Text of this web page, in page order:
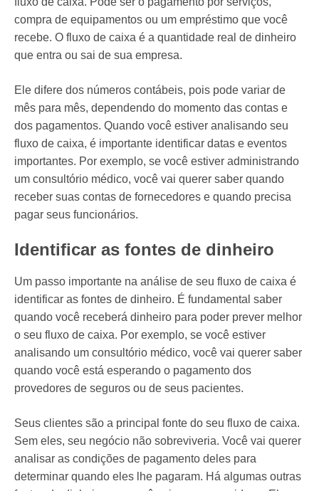
compra de equipamentos ou um empréstimo que você
recebe. O fluxo de caixa é a quantidade real de dinheiro
que entra ou sai de sua empresa.
Ele difere dos números contábeis, pois pode variar de
mês para mês, dependendo do momento das contas e
dos pagamentos. Quando você estiver analisando seu
fluxo de caixa, é importante identificar datas e eventos
importantes. Por exemplo, se você estiver administrando
um consultório médico, você vai querer saber quando
receber suas contas de fornecedores e quando precisa
pagar seus funcionários.
Identificar as fontes de dinheiro
Um passo importante na análise de seu fluxo de caixa é
identificar as fontes de dinheiro. É fundamental saber
quando você receberá dinheiro para poder prever melhor
o seu fluxo de caixa. Por exemplo, se você estiver
analisando um consultório médico, você vai querer saber
quando você está esperando o pagamento dos
provedores de seguros ou de seus pacientes.
Seus clientes são a principal fonte do seu fluxo de caixa.
Sem eles, seu negócio não sobreviveria. Você vai querer
analisar as condições de pagamento deles para
determinar quando eles lhe pagaram. Há algumas outras